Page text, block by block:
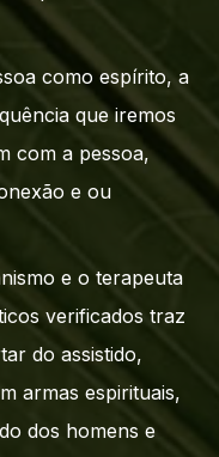
como espírito, a
que iremos
com a pessoa,
e ou
e o terapeuta
verificados traz
do assistido,
armas espirituais,
dos homens e